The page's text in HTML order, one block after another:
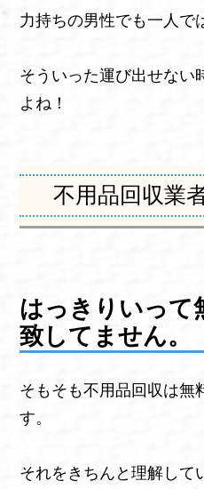
力持ちの男性でも一人で
そういった運び出せない
よね！
不用品回収業
はっきりいって
致してません。
そもそも不用品回収は無
す。
それをきちんと理解して